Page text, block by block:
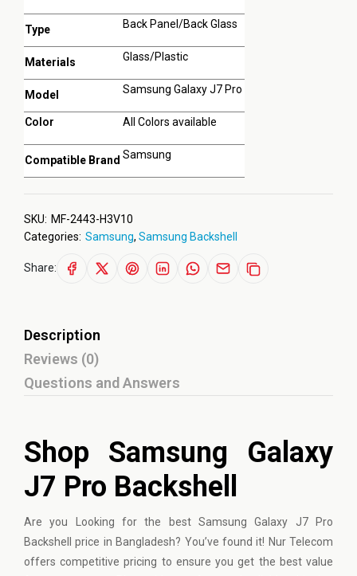
Type Back Panel/Back Glass
Materials Glass/Plastic
Model Samsung Galaxy J7 Pro
Color All Colors available
Compatible Brand Samsung
SKU: MF-2443-H3V10
Categories: Samsung, Samsung Backshell
Share:
Description
Reviews (0)
Questions and Answers
Shop Samsung Galaxy
J7 Pro Backshell
Are you Looking for the best Samsung Galaxy J7 Pro
Backshell price in Bangladesh? You’ve found it! Nur Telecom
offers competitive pricing to ensure you get the best value